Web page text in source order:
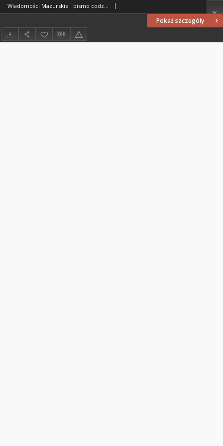
Pokaż szczegóły
Wiadomości Mazurskie : pismo codzienne. 1946 (R. 2), nr 273 (284)